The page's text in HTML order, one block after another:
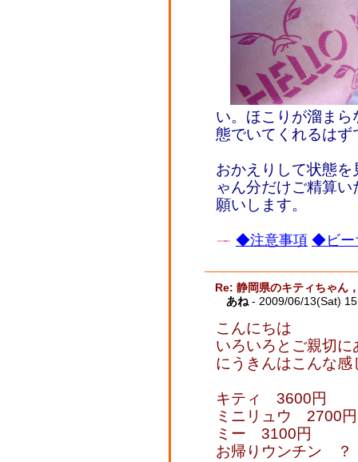
い。ほこりが溜ま
態でいてくれるはず
おかえりして状態
ゃん分だけご精算
願いします。
◆注意事項 ◆ビー
Re: 静岡県のキティちゃん
あね - 2009/06/13(Sat)
こんにちは
いろいろとご親切
にうきんはこんな感
キティ 3600円
ミニリュウ 2700円
ミー 3100円
お帰りウンチン ？